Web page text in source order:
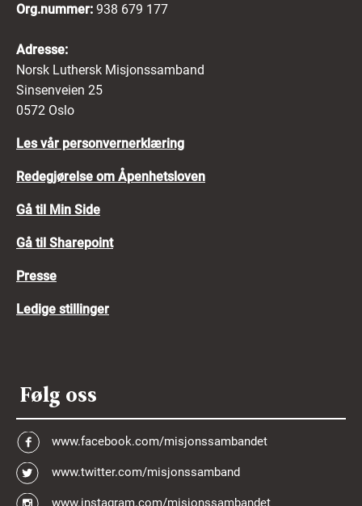
Org.nummer: 938 679 177
Adresse:
Norsk Luthersk Misjonssamband
Sinsenveien 25
0572 Oslo
Les vår personvernerklæring
Redegjørelse om Åpenhetsloven
Gå til Min Side
Gå til Sharepoint
Presse
Ledige stillinger
Følg oss
www.facebook.com/misjonssambandet
www.twitter.com/misjonssamband
www.instagram.com/misjonssambandet